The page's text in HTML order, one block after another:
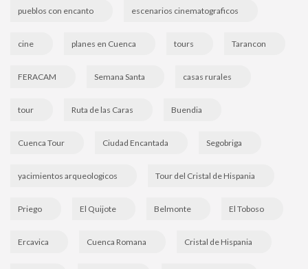
pueblos con encanto escenarios cinematograficos
cine planes en Cuenca tours Tarancon
FERACAM Semana Santa casas rurales
tour Ruta de las Caras Buendia
Cuenca Tour Ciudad Encantada Segobriga
yacimientos arqueologicos Tour del Cristal de Hispania
Priego El Quijote Belmonte El Toboso
Ercavica Cuenca Romana Cristal de Hispania